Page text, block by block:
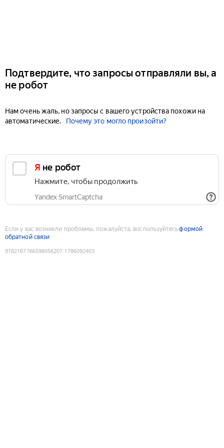
Подтвердите, что запросы отправляли вы, а
не робот
Нам очень жаль, но запросы с вашего устройства похожи на
автоматические.
Почему это могло произойти?
Я не робот
Нажмите, чтобы продолжить
Yandex SmartCaptcha
Если у вас возникли проблемы, пожалуйста, воспользуйтесьформой
обратной связи
9182167766598056207:1786092403